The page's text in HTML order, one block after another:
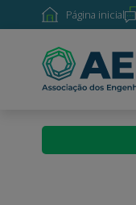
Página inicial